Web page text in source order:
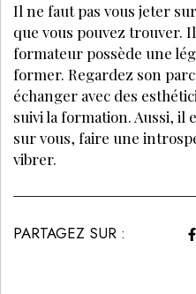
Il ne faut pas vous jeter
que vous pouvez trouver.
formateur possède une
former. Regardez son
échanger avec des
suivi la formation. Aussi,
sur vous, faire une
vibrer.
PARTAGEZ SUR :